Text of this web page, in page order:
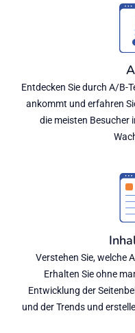
Entdecken Sie durch A/B-
ankommt und erfahren
die meisten Besucher
Verstehen Sie, welche
Erhalten Sie ohne
Entwicklung der
und der Trends und